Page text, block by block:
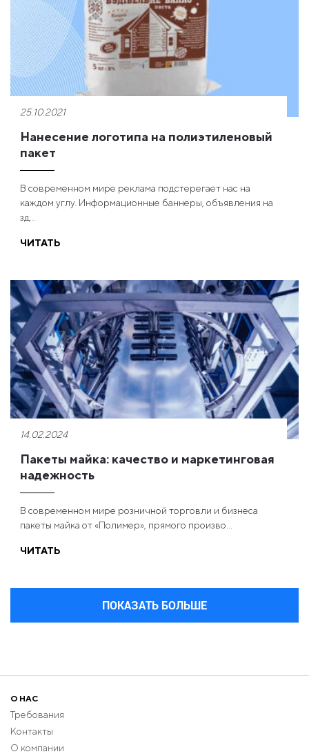
25.10.2021
Нанесение логотипа на полиэтиленовый
пакет
В современном мире реклама подстерегает нас на
каждом углу. Информационные баннеры, объявления на
зд...
ЧИТАТЬ
14.02.2024
Пакеты майка: качество и маркетинговая
надежность
В современном мире розничной торговли и бизнеса
пакеты майка от «Полимер», прямого произво...
ЧИТАТЬ
ПОКАЗАТЬ БОЛЬШЕ
О НАС
Требования
Контакты
О компании